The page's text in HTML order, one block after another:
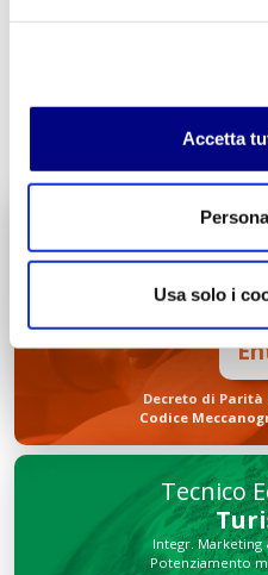
Accetta
Usa solo i
INVIA COMMENTO
Liceo delle
Integr.
Potenziamento
Decreto di Parità
Codice
Tecnico
Integr.
Potenziamento